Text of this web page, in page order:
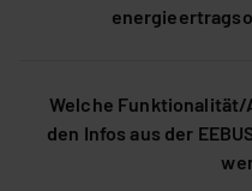
Welche
den Infos aus der